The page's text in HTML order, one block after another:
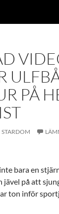
PÅ
STARDOM
bara en
jävel på att
ton inför